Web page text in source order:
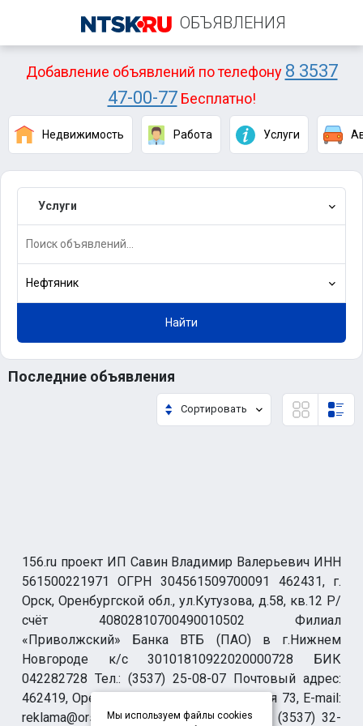
ОБЪЯВЛЕНИЯ
Добавление объявлений по телефону 8 3537
47-00-77Бесплатно!
Недвижимость Работа Услуги
Услуги
Нефтяник
Найти
Последние объявления
Сортировать
156.ru проект ИП Савин Владимир Валерьевич ИНН
561500221971 ОГРН 304561509700091 462431, г.
Орск, Оренбургской обл., ул.Кутузова, д.58, кв.12 Р/
счёт 40802810700490010502 Филиал
«Приволжский» Банка ВТБ (ПАО) в г.Нижнем
Новгороде к/с 30101810922020000728 БИК
042282728 Тел.: (3537) 25-08-07 Почтовый адрес:
462419, Оренбургская обл., г. Орск-19 а/я 73, E-mail:
reklama@orsk.ru ТЕЛЕФОН МОДЕРАЦИИ (3537) 32-
Мы используем файлы cookies